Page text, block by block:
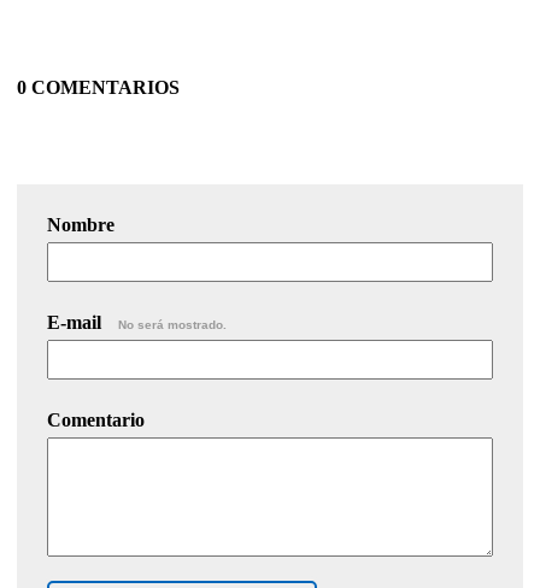
0 COMENTARIOS
Nombre
E-mail No será mostrado.
Comentario